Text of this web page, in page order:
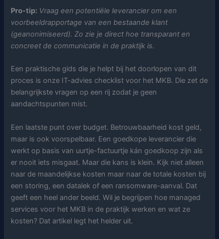
Pro-tip: Vraag een potentiële leverancier om een
voorbeeldrapportage van een bestaande klant
(geanonimiseerd). Zo zie je direct hoe transparant en
concreet de communicatie in de praktijk is.
Een praktische gids die je helpt bij het doorlopen van dit
proces is onze IT-advies checklist voor het MKB. Die zet de
belangrijkste vragen op een rij zodat je geen
aandachtspunten mist.
Een laatste punt over budget. Betrouwbaarheid kost geld,
maar is ook voorspelbaar. Een goedkope leverancier die
werkt op basis van uurtje-factuurtje kán goedkoop zijn als
er nooit iets misgaat. Maar die kans is klein. Kijk niet alleen
naar de maandelijkse kosten maar naar de totale kosten bij
een storing, een datalek of een ransomware-aanval. Dat
geeft een heel ander beeld. Wil je begrijpen hoe managed
services voor het MKB in de praktijk werken en wat ze
kosten? Dat artikel legt het helder uit.